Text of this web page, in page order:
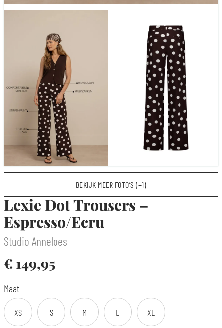
BEKIJK MEER FOTO’S (+1)
Lexie Dot Trousers –
Espresso/Ecru
Studio Anneloes
€ 149,95
Maat
XS S M L XL